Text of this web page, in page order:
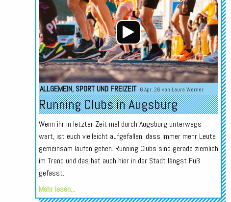
ALLGEMEIN, SPORT UND FREIZEIT 6.Apr. 26 von Laura Werner
Running Clubs in Augsburg
Wenn ihr in letzter Zeit mal durch Augsburg unterwegs
wart, ist euch vielleicht aufgefallen, dass immer mehr Leute
gemeinsam laufen gehen. Running Clubs sind gerade ziemlich
im Trend und das hat auch hier in der Stadt längst Fuß
gefasst.
Mehr lesen...